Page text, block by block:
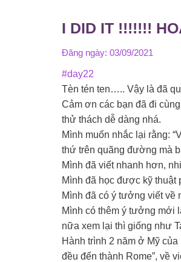
I DID IT !!!!!!!
Đăng ngày: 03/09/2021
#day22
Tèn tén ten….. Vậy là đã
Cảm ơn các bạn đã đi
thử thách dễ dàng nhá.
Mình muốn nhắc lại rằng:
thứ trên quãng đường mà
Mình đã viết nhanh hơn,
Mình đã học được kỹ
Mình đã có ý tưởng viết về
Mình có thêm ý tưởng mới
nữa xem lại thì giống như
Hành trình 2 năm ở Mỹ
đều đến thành Rome”, về